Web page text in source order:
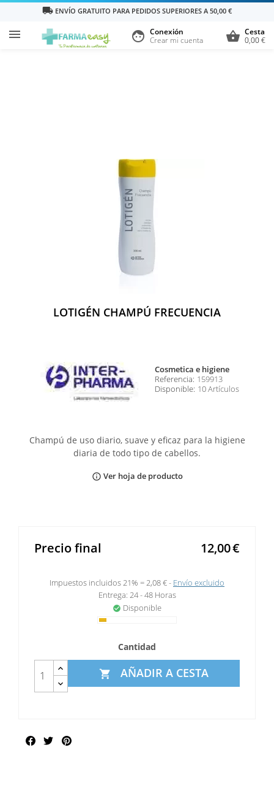
local_shipping ENVÍO GRATUITO PARA PEDIDOS SUPERIORES A 50,00 €
 shopping_basket Cesta
0,00 €
face Conexión
Crear mi cuenta
LOTIGÉN CHAMPÚ FRECUENCIA
cosmetica e higiene
Referencia: 159913
Disponible: 10 Artículos
Champú de uso diario, suave y eficaz para la higiene
diaria de todo tipo de cabellos.
info_outline Ver hoja de producto
Precio final €
12,00
Impuestos incluidos 21% =2,08 €
Envío excluido
Entrega: 24 - 48 Horas
check_circle Disponible
Cantidad
 AÑADIR A CESTA
Compartir